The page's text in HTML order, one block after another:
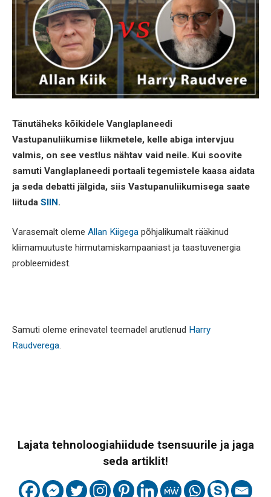
Tänutäheks kõikidele Vanglaplaneedi
Vastupanuliikumise liikmetele, kelle abiga intervjuu
valmis, on see vestlus nähtav vaid neile. Kui soovite
samuti Vanglaplaneedi portaali tegemistele kaasa aidata
ja seda debatti jälgida, siis Vastupanuliikumisega saate
liituda SIIN.
Varasemalt oleme Allan Kiigega põhjalikumalt rääkinud
kliimamuutuste hirmutamiskampaaniast ja taastuvenergia
probleemidest.
Samuti oleme erinevatel teemadel arutlenud Harry
Raudverega
Lajata tehnoloogiahiidude tsensuurile ja jaga
seda artiklit!